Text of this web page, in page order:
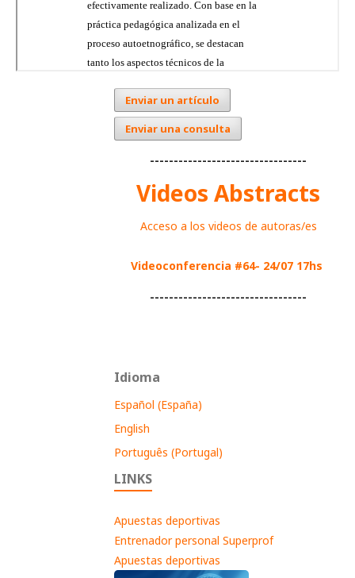
Enviar un artículo
Enviar una consulta
---------------------------------
Videos Abstracts
Acceso a los videos de autoras/es
Videoconferencia #64- 24/07 17hs
---------------------------------
Idioma
Español (España)
English
Português (Portugal)
LINKS
Apuestas deportivas
Entrenador personal Superprof
Apuestas deportivas